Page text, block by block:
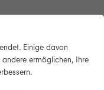
Einige davon
ermöglichen, Ihre